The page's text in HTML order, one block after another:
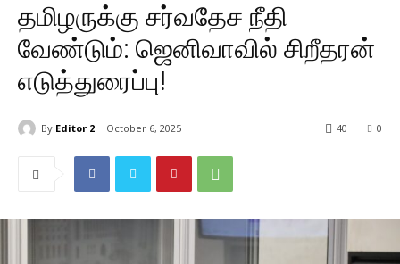
தமிழருக்கு சர்வதேச நீதி
வேண்டும்: ஜெனிவாவில் சிறீதரன்
எடுத்துரைப்பு!
By Editor 2 October 6, 2025 0
40